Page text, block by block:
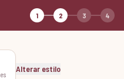
1 2 3 4
Alterar estilo